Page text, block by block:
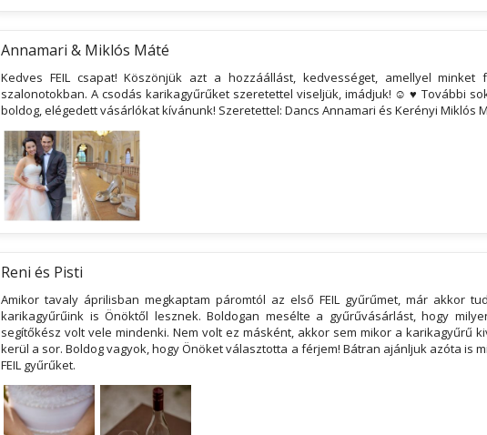
Annamari & Miklós Máté
Kedves FEIL csapat! Köszönjük azt a hozzáállást, kedvességet, amellyel minket
szalonotokban. A csodás karikagyűrűket szeretettel viseljük, imádjuk! ☺ ♥ További
boldog, elégedett vásárlókat kívánunk! Szeretettel: Dancs Annamari és Kerényi Miklós
Reni és Pisti
Amikor tavaly áprilisban megkaptam páromtól az első FEIL gyűrűmet, már akkor
karikagyűrűink is Önöktől lesznek. Boldogan mesélte a gyűrűvásárlást, hogy
segítőkész volt vele mindenki. Nem volt ez másként, akkor sem mikor a karikagyűrű
kerül a sor. Boldog vagyok, hogy Önöket választotta a férjem! Bátran ajánljuk azóta is
FEIL gyűrűket.